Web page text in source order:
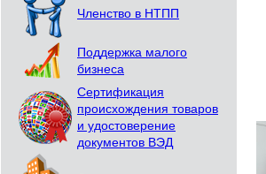
Членство в НТПП
Поддержка малого
бизнеса
Сертификация
происхождения товаров
и удостоверение
документов ВЭД